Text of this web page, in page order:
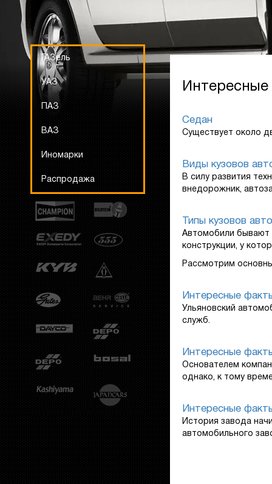
ГАЗель
УАЗ
ПАЗ
ВАЗ
Иномарки
Распродажа
Седан
Существует около
Виды кузовов
В силу развития
внедорожник,
Типы кузовов
Автомобили бывают
конструкции, у
Рассмотрим
Интересные
Ульяновский
служб.
Интересные
Основателем
однако, к тому
Интересные
История завода
автомобильного